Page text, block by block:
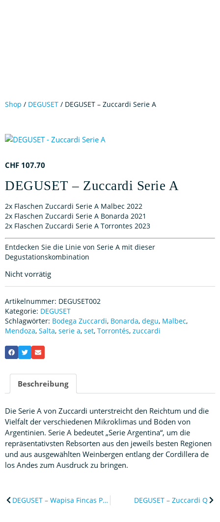
Shop / DEGUSET / DEGUSET – Zuccardi Serie A
CHF 107.70
DEGUSET – Zuccardi Serie A
2x Flaschen Zuccardi Serie A Malbec 2022
2x Flaschen Zuccardi Serie A Bonarda 2021
2x Flaschen Zuccardi Serie A Torrontes 2023
Entdecken Sie die Linie von Serie A mit dieser
Degustationskombination
Nicht vorrätig
Artikelnummer: DEGUSET002
Kategorie: DEGUSET
Schlagwörter: Bodega Zuccardi, Bonarda, degu, Malbec,
Mendoza, Salta, serie a, set, Torrontés, zuccardi
Beschreibung
Die Serie A von Zuccardi unterstreicht den Reichtum und die
Vielfalt der verschiedenen Mikroklimas und Böden von
Argentinien. Serie A bedeutet „Serie Argentina“, um die
repräsentativsten Rebsorten aus den jeweils besten Regionen
und aus ausgewählten Weinbergen entlang der Cordillera de
los Andes zum Ausdruck zu bringen.
DEGUSET – Wapisa Fincas Patagonicas DEGUSET – Zuccardi Q